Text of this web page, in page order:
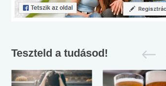
Teszteld a tudásod!